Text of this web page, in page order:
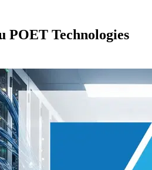
POET Technologies